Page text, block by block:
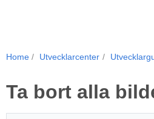
Home Utvecklarcenter
Ta bort alla